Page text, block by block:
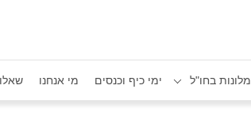
מלונות בחו"ל ימי כיף וכנסים מי אנחנו